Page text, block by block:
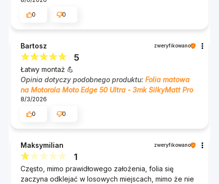
0
0
Bartosz zweryfikowano
5
Łatwy montaż 💪
Opinia dotyczy podobnego produktu: Folia matowa
na Motorola Moto Edge 50 Ultra - 3mk SilkyMatt Pro
8/3/2026
0
0
Maksymilian zweryfikowano
1
Często, mimo prawidłowego założenia, folia się
zaczyna odklejać w losowych miejscach, mimo że nie